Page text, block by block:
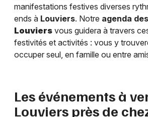
manifestations festives diverses
ends à Louviers. Notre agenda
Louviers vous guidera à travers
festivités et activités : vous y
occuper seul, en famille ou entre
Les événements à
Louviers près de